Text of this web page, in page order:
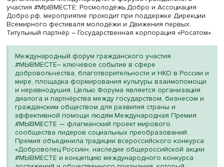
В этом году в рамках премии впервые была включена
категория «Территория» для регионов, муниципальных
образований и моногородов. О реализации этого
направления рассказала заместитель генерального
директора по персоналу Госкорпорации «Росатом»
Терентьева. Она отметила, что заявки с комплексными
программами развития социальной активности
губернатора, 154 главы муниципальных образований и
мэров моногородов.
Генеральный директор АНО «Агентство стратегических
инициатив по продвижению новых проектов» Светлана
Чупшева рассказала о поддержке проектов премии
агентством, а также о необходимости масштабирования
лучших практик социально-ориентированных
организаций, включению их в государственные
национальные проекты.